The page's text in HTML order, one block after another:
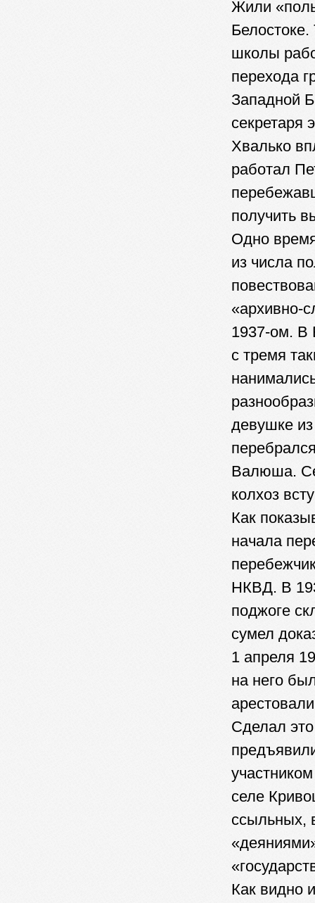
Жили
Белостоке.
школы
перехода
Западной
секретаря
Хвалько
работал
получить
Одно
из числа
«архивно-
1937-ом. В
с тремя
девушке
Валюша.
колхоз
Как
начала
НКВД. В
поджоге
сумел
1 апреля
на него
Сделал
селе
ссыльных,
Как видно